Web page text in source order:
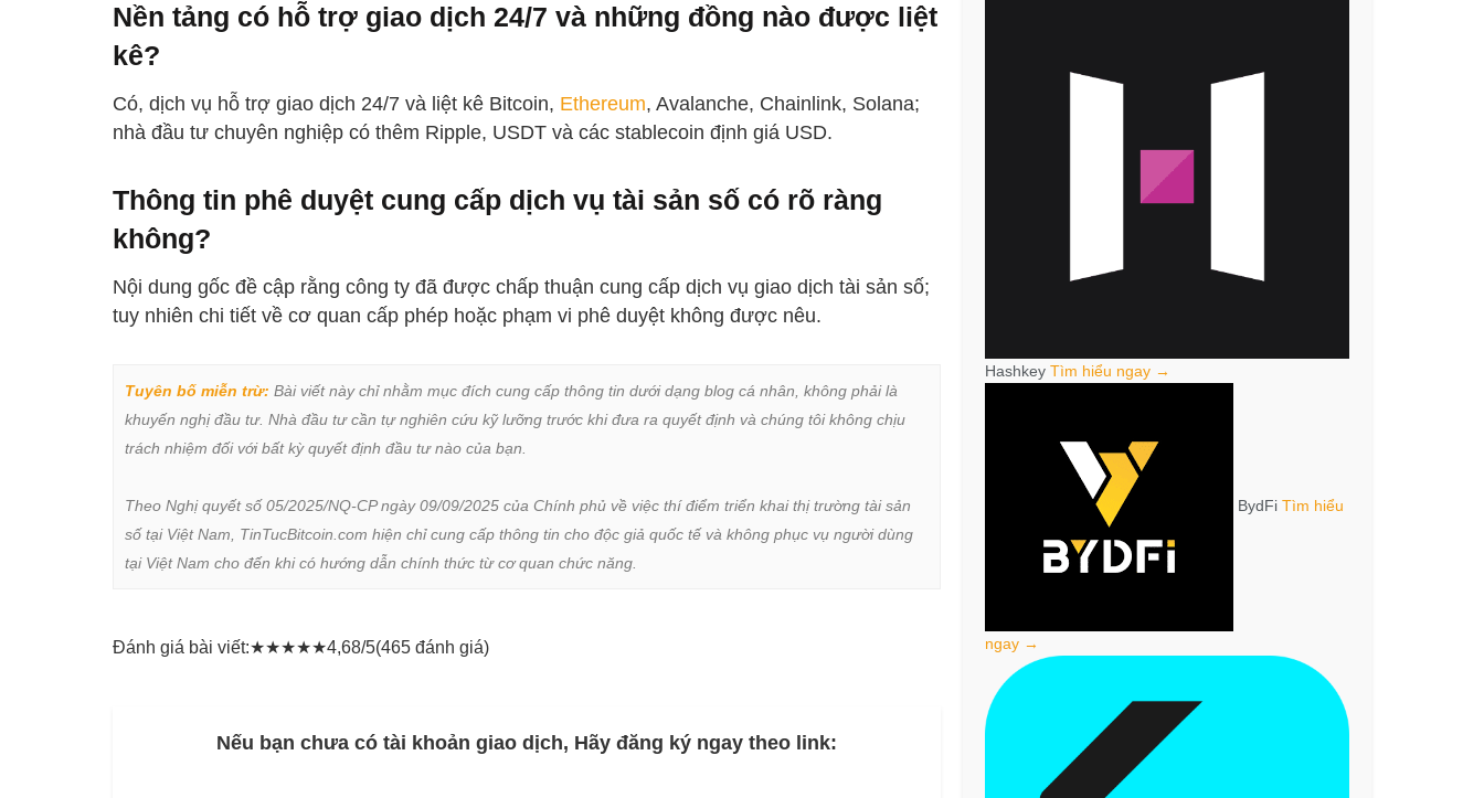
Nền tảng có hỗ trợ giao dịch 24/7 và những đồng nào được liệt
kê?
Có, dịch vụ hỗ trợ giao dịch 24/7 và liệt kê Bitcoin, Ethereum, Avalanche, Chainlink, Solana;
nhà đầu tư chuyên nghiệp có thêm Ripple, USDT và các stablecoin định giá USD.
Thông tin phê duyệt cung cấp dịch vụ tài sản số có rõ ràng
không?
Nội dung gốc đề cập rằng công ty đã được chấp thuận cung cấp dịch vụ giao dịch tài sản số;
tuy nhiên chi tiết về cơ quan cấp phép hoặc phạm vi phê duyệt không được nêu.
Tuyên bố miễn trừ: Bài viết này chỉ nhằm mục đích cung cấp thông tin dưới dạng blog cá nhân, không phải là
khuyến nghị đầu tư. Nhà đầu tư cần tự nghiên cứu kỹ lưỡng trước khi đưa ra quyết định và chúng tôi không chịu
trách nhiệm đối với bất kỳ quyết định đầu tư nào của bạn.
Theo Nghị quyết số 05/2025/NQ-CP ngày 09/09/2025 của Chính phủ về việc thí điểm triển khai thị trường tài sản
số tại Việt Nam, TinTucBitcoin.com hiện chỉ cung cấp thông tin cho độc giả quốc tế và không phục vụ người dùng
tại Việt Nam cho đến khi có hướng dẫn chính thức từ cơ quan chức năng.
Đánh giá bài viết:★★★★★4,68/5(465 đánh giá)
Nếu bạn chưa có tài khoản giao dịch, Hãy đăng ký ngay theo link:
Hashkey Tìm hiểu ngay →
BydFi Tìm hiểu
ngay →